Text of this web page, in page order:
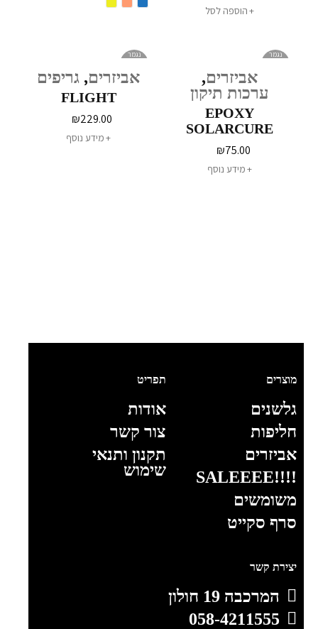
הוספה לסל
נגמר
אביזרים,
ערכות תיקון
EPOXY
SOLARCURE
RESIN
₪75.00
מידע נוסף
נגמר
אביזרים, גריפים
FLIGHT
₪229.00
מידע נוסף
מוצרים
גלשנים
חליפות
אביזרים
!!!!SALEEEE
משומשים
סרף סקייט
תפריט
אודות
צור קשר
תקנון ותנאי
שימוש
יצירת קשר
המרכבה 19 חולון
058-4211555